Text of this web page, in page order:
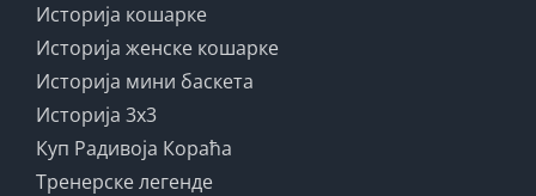
Историја кошарке
Историја женске кошарке
Историја мини баскета
Историја 3x3
Куп Радивоја Кораћа
Тренерске легенде